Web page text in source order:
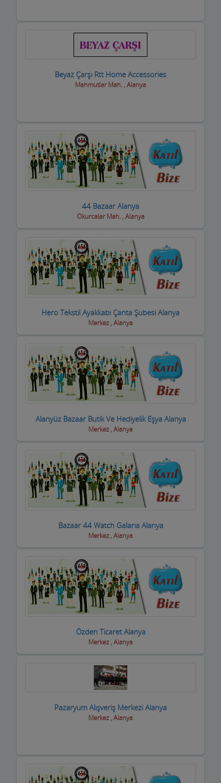
Hafriyat Firmaları
Hal Komisyoncuları
Halı Yıkama
Halıcılar
Hamamlar / Spa ve Masaj salonları
Hastane ve Sağlık Kuruluşları
Havuz ve Kimyasalları
Hediyelik Eşya Firmaları
Hırdavatçılar ve Nalburiye
Hububatçılar
Hurdacılar
inşaat Malzemeleri
inşaat ve yapı ustaları
internet Cafeler ve Oyun salonları
Isıtma / Soğutma Sistemleri
ithalat ihracat Firmaları
izolasyon Firmaları
Jeneratör Sistemleri
Kahvehane Kıraathane Nargile Cafe
Kaloriferciler
Kargo ve Nakliye Şirketleri
Kasaplar
Kitap ve Kırtasiyeciler
Klimacılar
Kuran Kursu
Kuruyemiş ve Şekerleme Ürünleri
Beyaz Çarşı Rtt Home Accessories
Mahmutlar Mah. , Alanya
44 Bazaar Alanya
Okurcalar Mah. , Alanya
Hero Tekstil Ayakkabı Çanta Şubesi Alanya
Merkez , Alanya
Alanyüz Bazaar Butik Ve Hediyelik Eşya Alanya
Merkez , Alanya
Bazaar 44 Watch Galarıa Alanya
Merkez , Alanya
Özden Ticaret Alanya
Merkez , Alanya
Pazaryum Alışveriş Merkezi Alanya
Merkez , Alanya